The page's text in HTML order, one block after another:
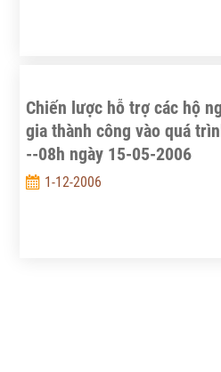
Chiến lược hỗ trợ các hộ
gia thành công vào quá
--08h ngày 15-05-2006
1-12-2006